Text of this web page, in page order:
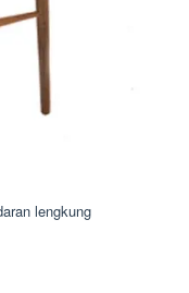
lengkung